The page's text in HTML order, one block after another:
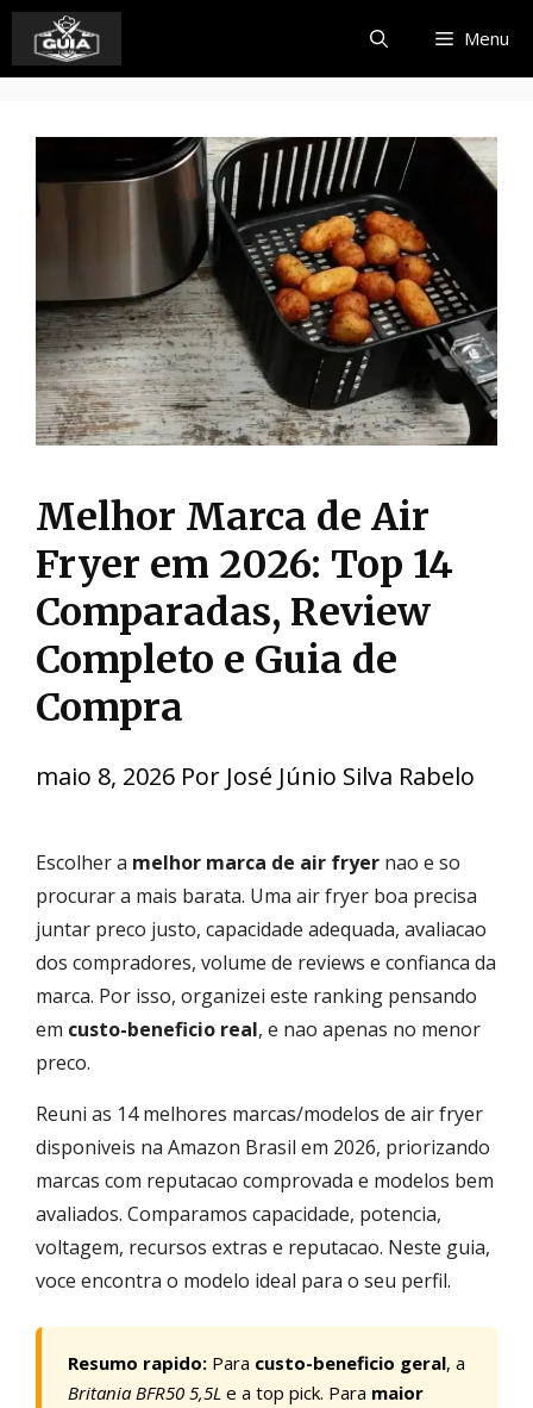
Pular
para
o
Menu
Melhor Marca de Air
Fryer em 2026: Top 14
Comparadas, Review
Completo e Guia de
Compra
maio 8, 2026 Por José Júnio Silva Rabelo
Escolher a melhor marca de air fryer nao e so
procurar a mais barata. Uma air fryer boa precisa
juntar preco justo, capacidade adequada, avaliacao
dos compradores, volume de reviews e confianca da
marca. Por isso, organizei este ranking pensando
em custo-beneficio real, e nao apenas no menor
preco.
Reuni as 14 melhores marcas/modelos de air fryer
disponiveis na Amazon Brasil em 2026, priorizando
marcas com reputacao comprovada e modelos bem
avaliados. Comparamos capacidade, potencia,
voltagem, recursos extras e reputacao. Neste guia,
voce encontra o modelo ideal para o seu perfil.
Resumo rapido: Para custo-beneficio geral, a
Britania BFR50 5,5L e a top pick. Para maior